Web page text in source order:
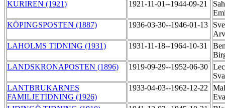
KURIREN (1921)
1921-11-01--1944-09-21
KÖPINGSPOSTEN (1887)
1936-03-30--1946-01-13
LAHOLMS TIDNING (1931)
1931-11-18--1964-10-31
LANDSKRONAPOSTEN (1896)
1919-09-29--1952-06-30
LANTBRUKARNES
FAMILJETIDNING (1926)
1933-04-03--1962-12-22